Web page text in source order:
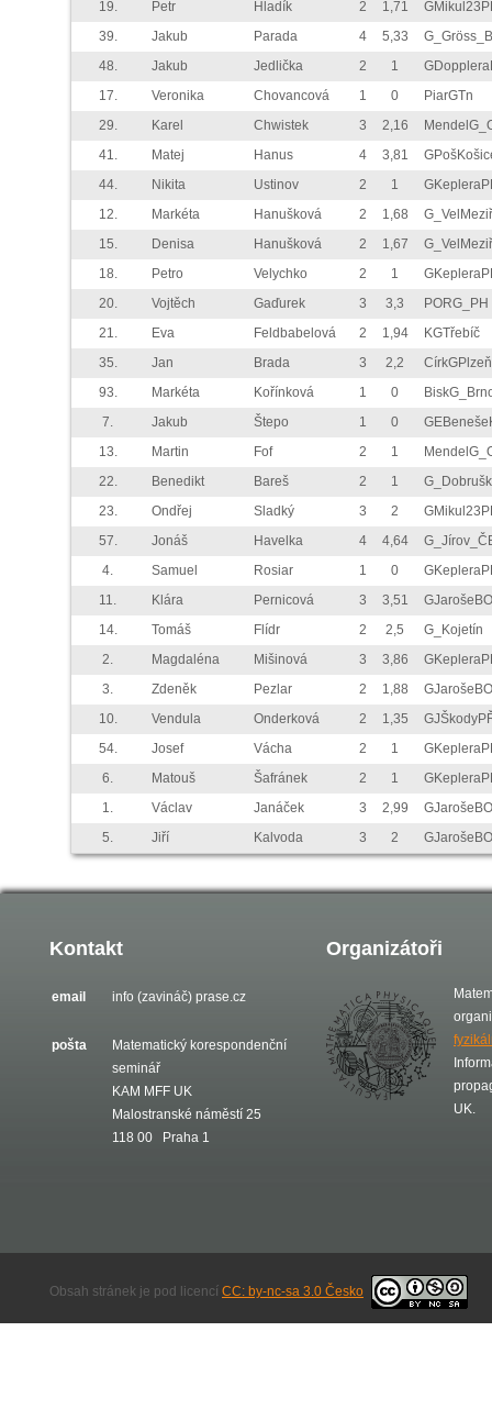
19.
Petr Hladík 2 1,71
39.
Jakub Parada 4 5,33
48.
Jakub Jedlička 2 1
17.
Veronika Chovancová 1 0
PiarGTn
29.
Karel Chwistek 3 2,16
41.
Matej Hanus 4 3,81
44.
Nikita Ustinov 2 1
12.
Markéta Hanušková 2 1,68
G_VelMeziř
15.
Denisa Hanušková 2 1,67
G_VelMeziř
18.
Petro Velychko 2 1
20.
Vojtěch Gaďurek 3 3,3
PORG_PH
21.
Eva Feldbabelová 2 1,94
KGTřebíč
35.
Jan Brada 3 2,2
CírkGPlzeň
93.
Markéta Kořínková 1 0
7.
Jakub Štepo 1 0
13.
Martin Fof 2 1
22.
Benedikt Bareš 2 1
23.
Ondřej Sladký 3 2
57.
Jonáš Havelka 4 4,64
4.
Samuel Rosiar 1 0
11.
Klára Pernicová 3 3,51
GJarošeBO
14.
Tomáš Flídr 2 2,5
G_Kojetín
2.
Magdaléna Mišinová 3 3,86
3.
Zdeněk Pezlar 2 1,88
GJarošeBO
10.
Vendula Onderková 2 1,35
54.
Josef Vácha 2 1
6.
Matouš Šafránek 2 1
1.
Václav Janáček 3 2,99
GJarošeBO
5.
Jiří Kalvoda 3 2 GJarošeBO
Kontakt
email info (zavináč) prase.cz
pošta
Matematický korespondenční
seminář
KAM MFF UK
Malostranské náměstí 25
118 00 Praha 1
Organizátoři
UK.
Obsah stránek je pod licencí CC: by-nc-sa 3.0 Česko